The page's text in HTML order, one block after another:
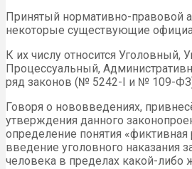
Принятый нормативно-правовой
некоторые существующие
К их числу относится Уголовный,
Процессуальный,
ряд законов (№ 5242-I и № 109-
Говоря о нововведениях,
утверждения данного
определение понятия «фиктивная
введение уголовного наказания
человека в пределах какой-либо